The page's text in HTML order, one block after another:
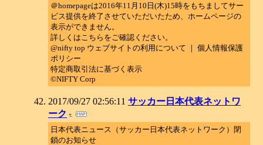
＠homepageは2016年11月10日(木)15時をもちましてサー
ビス提供を終了させていただいたため、ホームページの
表示ができません。
詳しくはこちらをご確認ください。
@nifty top ウェブサイトの利用について ｜ 個人情報保護
ポリシー
特定商取引法に基づく表示
©NIFTY Corp
2017/09/27 02:56:11 サッカー日本代表ネットワ
ーク
日本代表ニュース（サッカー日本代表ネットワーク）閉
鎖のお知らせ